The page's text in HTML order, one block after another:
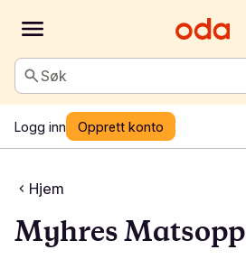
Søk
Logg inn Opprett konto
Hjem
Myhres Matsopp